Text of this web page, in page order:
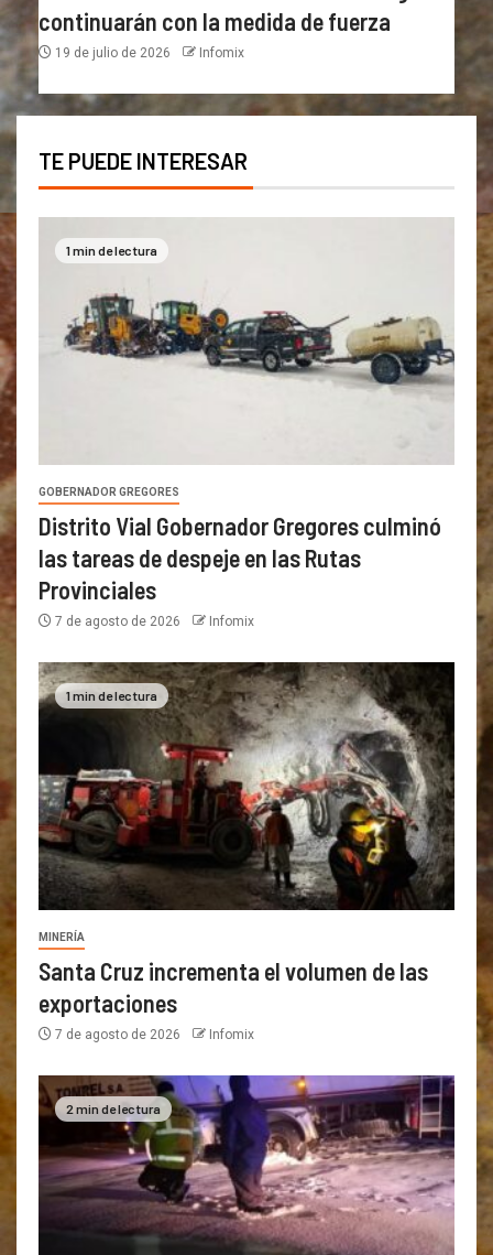
continuarán con la medida de fuerza
19 de julio de 2026 Infomix
TE PUEDE INTERESAR
1 min de lectura
GOBERNADOR GREGORES
Distrito Vial Gobernador Gregores culminó
las tareas de despeje en las Rutas
Provinciales
7 de agosto de 2026 Infomix
1 min de lectura
MINERÍA
Santa Cruz incrementa el volumen de las
exportaciones
7 de agosto de 2026 Infomix
2 min de lectura